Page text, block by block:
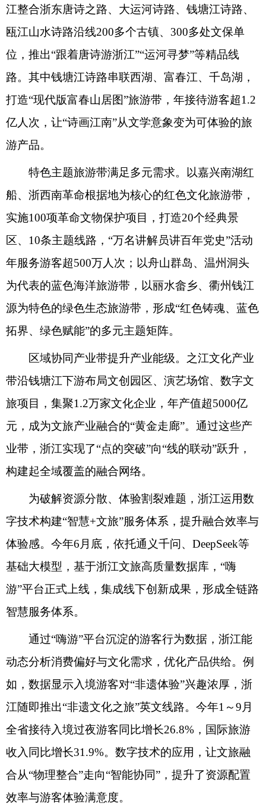
江整合浙东唐诗之路、大运河诗路、钱塘江诗路、
瓯江山水诗路沿线200多个古镇、300多处文保单
位，推出“跟着唐诗游浙江”“运河寻梦”等精品线
路。其中钱塘江诗路串联西湖、富春江、千岛湖，
打造“现代版富春山居图”旅游带，年接待游客超1.2
亿人次，让“诗画江南”从文学意象变为可体验的旅
游产品。
特色主题旅游带满足多元需求。以嘉兴南湖红
船、浙西南革命根据地为核心的红色文化旅游带，
实施100项革命文物保护项目，打造20个经典景
区、10条主题线路，“万名讲解员讲百年党史”活动
年服务游客超500万人次；以舟山群岛、温州洞头
为代表的蓝色海洋旅游带，以丽水畲乡、衢州钱江
源为特色的绿色生态旅游带，形成“红色铸魂、蓝色
拓界、绿色赋能”的多元主题矩阵。
区域协同产业带提升产业能级。之江文化产业
带沿钱塘江下游布局文创园区、演艺场馆、数字文
旅项目，集聚1.2万家文化企业，年产值超5000亿
元，成为文旅产业融合的“黄金走廊”。通过这些产
业带，浙江实现了“点的突破”向“线的联动”跃升，
构建起全域覆盖的融合网络。
为破解资源分散、体验割裂难题，浙江运用数
字技术构建“智慧+文旅”服务体系，提升融合效率与
体验感。今年6月底，依托通义千问、DeepSeek等
基础大模型，基于浙江文旅高质量数据库，“嗨
游”平台正式上线，集成线下创新成果，形成全链路
智慧服务体系。
通过“嗨游”平台沉淀的游客行为数据，浙江能
动态分析消费偏好与文化需求，优化产品供给。例
如，数据显示入境游客对“非遗体验”兴趣浓厚，浙
江随即推出“非遗文化之旅”英文线路。今年1～9月
全省接待入境过夜游客同比增长26.8%，国际旅游
收入同比增长31.9%。数字技术的应用，让文旅融
合从“物理整合”走向“智能协同”，提升了资源配置
效率与游客体验满意度。